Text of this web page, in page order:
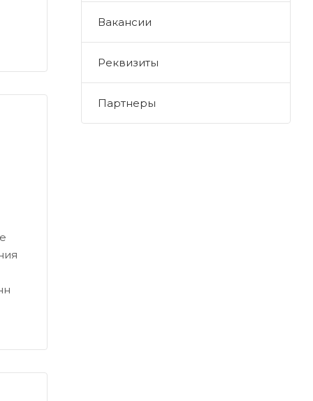
Вакансии
Реквизиты
Партнеры